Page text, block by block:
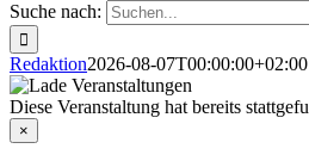
Suche nach:
Redaktion2026-08-07T00:00:00+02:00
Diese Veranstaltung hat bereits
×